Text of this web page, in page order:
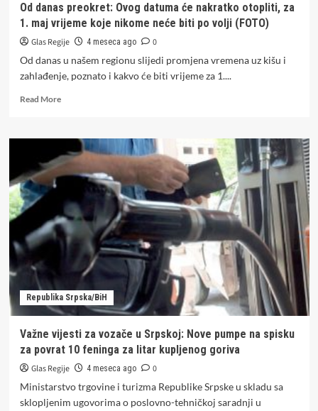
UKC
i
dobojskoj
Od danas preokret: Ovog datuma će nakratko otopliti, za
1. maj vrijeme koje nikome neće biti po volji (FOTO)
Glas Regije 4 meseca ago
0
Od danas u našem regionu slijedi promjena vremena uz kišu i
zahlađenje, poznato i kakvo će biti vrijeme za 1....
Read MoreRead
Od
danas
preokret:
Ovog
datuma
će
nakratko
otopliti,
za
maj
koje
nikome
biti
po
volji
Republika Srpska/BiH
Važne vijesti za vozače u Srpskoj: Nove pumpe na spisku
za povrat 10 feninga za litar kupljenog goriva
Glas Regije 4 meseca ago
0
Ministarstvo trgovine i turizma Republike Srpske u skladu sa
sklopljenim ugovorima o poslovno-tehničkoj saradnji u